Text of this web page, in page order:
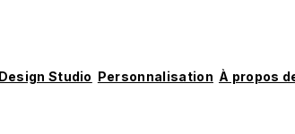
Design Studio Personnalisation À propos